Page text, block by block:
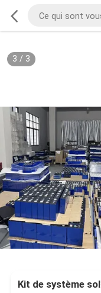
3 / 3
Kit de système